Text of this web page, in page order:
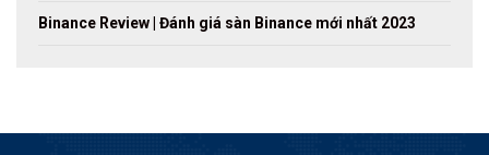
Binance Review | Đánh giá sàn Binance mới nhất 2023